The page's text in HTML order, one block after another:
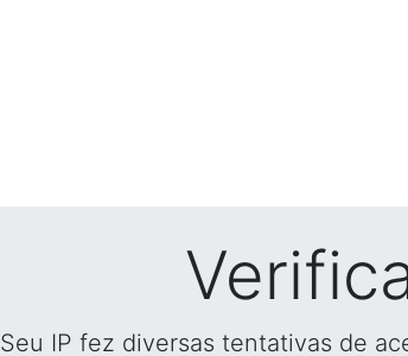
Seu IP fez diversas tentativas de